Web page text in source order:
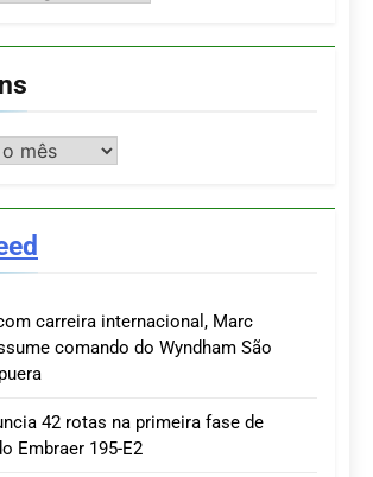
carreira internacional, Marc
comando do Wyndham São
42 rotas na primeira fase de
Embraer 195-E2